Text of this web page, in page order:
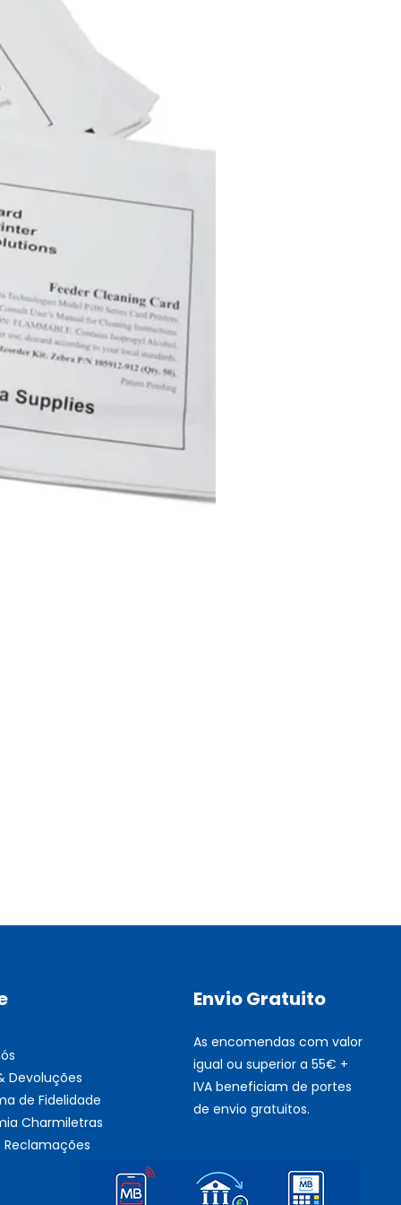
Devoluções
de Fidelidade
Charmiletras
Reclamações
Envio Gratuito
As encomendas com valor
igual ou superior a 55€ +
IVA beneficiam de portes
de envio gratuitos.